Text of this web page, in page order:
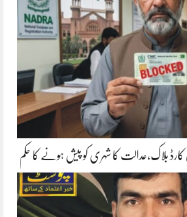
کارڈ بلاک،عدالت کا شہری کو پیش ہونے کا حکم